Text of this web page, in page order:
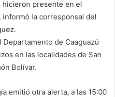
hicieron presente en el
la corresponsal del
de Caaguazú
en las localidades de San
Bolívar.
emitió otra alerta, a las 15:00